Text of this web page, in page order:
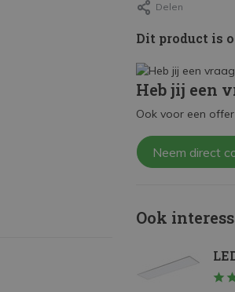
Delen
Dit product is
Heb jij een
Ook voor een
Neem direct
Ook